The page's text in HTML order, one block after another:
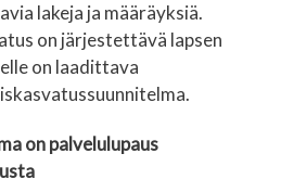
lakeja ja määräyksiä.
on järjestettävä lapsen
on laadittava
on palvelulupaus